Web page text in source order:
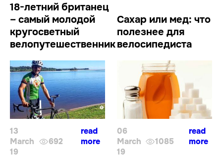
18-летний британец
– самый молодой
кругосветный
велопутешественник
13
March
19
692
read
more
Сахар или мед: что
полезнее для
велосипедиста
06
March
19
1085
read
more